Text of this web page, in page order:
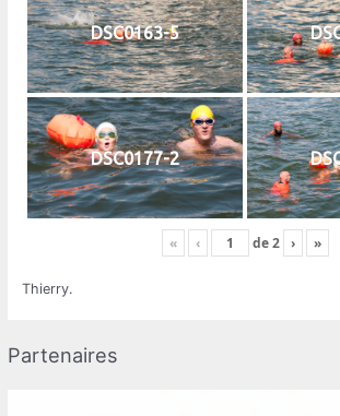
Partenaires
DSC0163-5
DSC0177-2
« ‹ de2 › »
Thierry.